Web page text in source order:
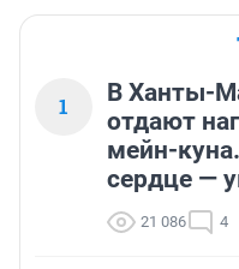
1
В Ханты-
отдают
мейн-
сердце —
21 086 4